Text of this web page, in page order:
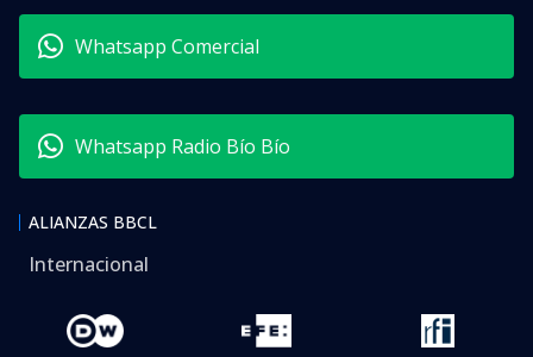
Whatsapp Comercial
Whatsapp Radio Bío Bío
ALIANZAS BBCL
Internacional